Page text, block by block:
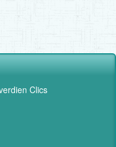
Clics